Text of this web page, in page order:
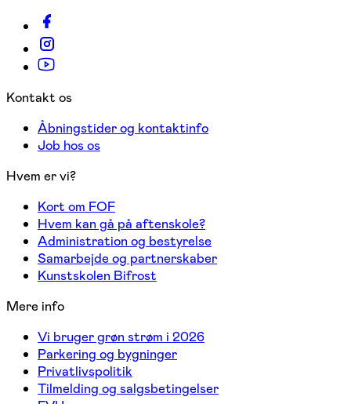
Kontakt os
Åbningstider og kontaktinfo
Job hos os
Hvem er vi?
Kort om FOF
Hvem kan gå på aftenskole?
Administration og bestyrelse
Samarbejde og partnerskaber
Kunstskolen Bifrost
Mere info
Vi bruger grøn strøm i 2026
Parkering og bygninger
Privatlivspolitik
Tilmelding og salgsbetingelser